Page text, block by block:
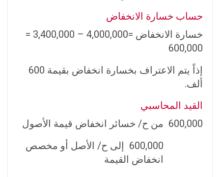
حساب خسارة الانخفاض
خسارة الانخفاض =
4,000,000 – 3
,400,
000 =
600,000
إذاً يتم الاعتراف بخسارة انخفاض بقيمة 600
ألف.
القيد المحاسبي
600,000 من ح/ خسائر انخفاض قيمة الأصول
600,000 إلى ح/ الأصل أو مخصص
انخفاض القيمة